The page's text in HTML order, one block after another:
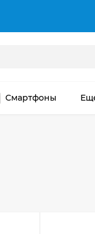
Смартфоны